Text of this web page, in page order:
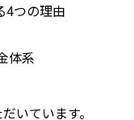
4つの理由
体系
いています。